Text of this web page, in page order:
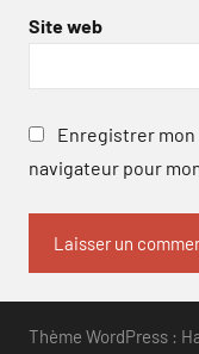
Site web
Enregistrer mon
navigateur pour
Thème WordPress :